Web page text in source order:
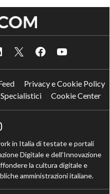
Privacy e Cookie Policy
Cookie Center
in Italia di testate e portali
Digitale e dell’Innovazione
la cultura digitale e
amministrazioni italiane.